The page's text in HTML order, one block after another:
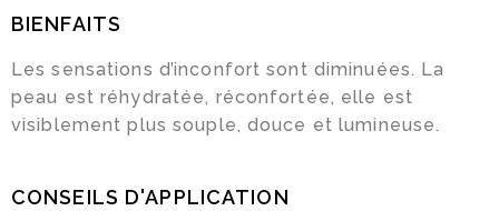
BIENFAITS
Les sensations d’inconfort sont diminuées. La
peau est réhydratée, réconfortée, elle est
visiblement plus souple, douce et lumineuse.
CONSEILS D'APPLICATION